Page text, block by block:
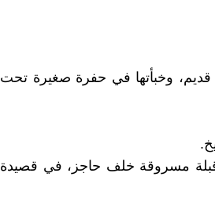
قديم، وخبأتها في حفرة صغيرة تحت
قبلة مسروقة خلف حاجز، في قصيدة